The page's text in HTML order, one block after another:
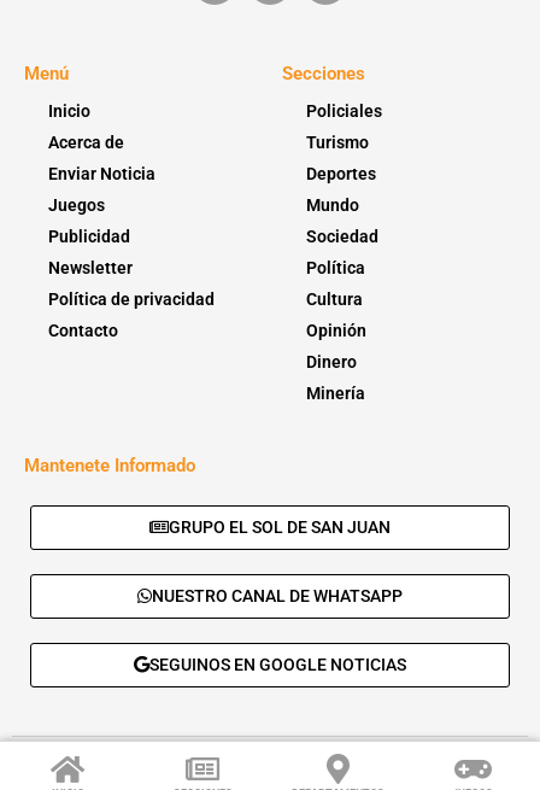
Menú
Inicio
Acerca de
Enviar Noticia
Juegos
Publicidad
Newsletter
Política de privacidad
Contacto
Secciones
Policiales
Turismo
Deportes
Mundo
Sociedad
Política
Cultura
Opinión
Dinero
Minería
Mantenete Informado
GRUPO EL SOL DE SAN JUAN
NUESTRO CANAL DE WHATSAPP
SEGUINOS EN GOOGLE NOTICIAS
© 2026 - El Sol de San Juan. Todos los derechos reservados. |